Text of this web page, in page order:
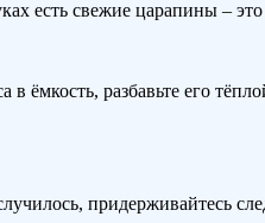
есть свежие царапины –
ёмкость, разбавьте его
придерживайтесь